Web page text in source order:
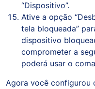
“Dispositivo”.
Ative a opção
tela bloqueada”
dispositivo
comprometer a
poderá usar o
Agora você configurou